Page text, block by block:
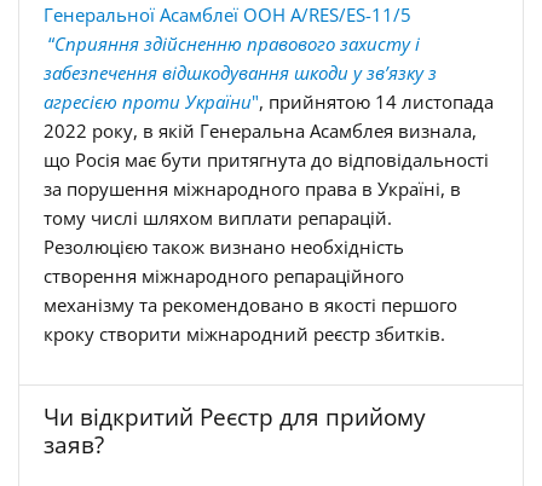
Генеральної Асамблеї ООН A/RES/ES-11/5
“Сприяння здійсненню правового захисту і
забезпечення відшкодування шкоди у зв’язку з
агресією проти України", прийнятою 14 листопада
2022 року, в якій Генеральна Асамблея визнала,
що Росія має бути притягнута до відповідальності
за порушення міжнародного права в Україні, в
тому числі шляхом виплати репарацій.
Резолюцією також визнано необхідність
створення міжнародного репараційного
механізму та рекомендовано в якості першого
кроку створити міжнародний реєстр збитків.
Чи відкритий Реєстр для прийому
заяв?